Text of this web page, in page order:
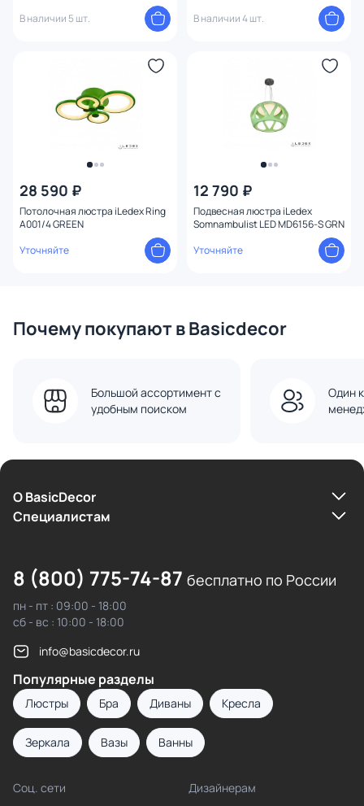
В наличии 5 шт.
В наличии 4 шт.
28 590 ₽
Потолочная люстра iLedex Ring
A001/4 GREEN
Уточняйте
12 790 ₽
Подвесная люстра iLedex
Somnambulist LED MD6156-S GRN
Уточняйте
Почему покупают в Basicdecor
Большой ассортимент с
удобным поиском
Один
О BasicDecor
Cпециалистам
8 (800) 775-74-87 бесплатно по России
пн - пт : 09:00 - 18:00
сб - вс : 10:00 - 18:00
info@basicdecor.ru
Популярные разделы
Люстры Бра Диваны Кресла
Зеркала Вазы Ванны
Соц. сети Дизайнерам